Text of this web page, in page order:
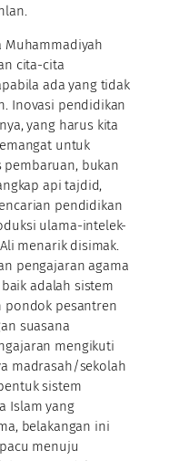
Muhammadiyah
cita-cita
ada yang tidak
Inovasi pendidikan
yang harus kita
untuk
bukan
api tajdid,
pendidikan
ulama-intelek-
menarik disimak.
pengajaran agama
adalah sistem
pondok pesantren
suasana
mengikuti
madrasah/sekolah
sistem
Islam yang
belakangan ini
menuju